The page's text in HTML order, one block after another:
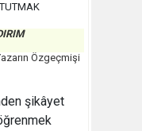
Özgeçmişi
şikâyet